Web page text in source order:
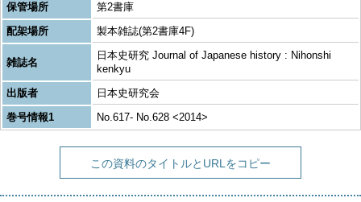
保管場所
第2書庫
配架場所
製本雑誌(第2書庫4F)
雑誌名
日本史研究 Journal of Japanese history : Nihonshi
kenkyu
出版者
日本史研究会
巻号情報1
No.617- No.628 <2014>
この資料のタイトルとURLをコピー